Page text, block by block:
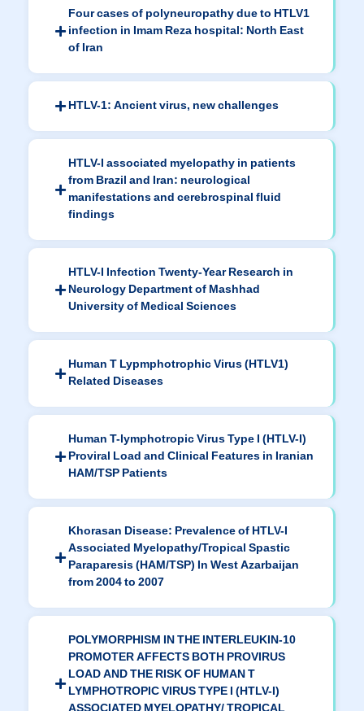
Four cases of polyneuropathy due to HTLV1
infection in Imam Reza hospital: North East
of Iran
HTLV-1: Ancient virus, new challenges
HTLV-I associated myelopathy in patients
from Brazil and Iran: neurological
manifestations and cerebrospinal fluid
findings
HTLV-I Infection Twenty-Year Research in
Neurology Department of Mashhad
University of Medical Sciences
Human T Lypmphotrophic Virus (HTLV1)
Related Diseases
Human T-lymphotropic Virus Type I (HTLV-I)
Proviral Load and Clinical Features in Iranian
HAM/TSP Patients
Khorasan Disease: Prevalence of HTLV-I
Associated Myelopathy/Tropical Spastic
Paraparesis (HAM/TSP) In West Azarbaijan
from 2004 to 2007
POLYMORPHISM IN THE INTERLEUKIN-10
PROMOTER AFFECTS BOTH PROVIRUS
LOAD AND THE RISK OF HUMAN T
LYMPHOTROPIC VIRUS TYPE I (HTLV-I)